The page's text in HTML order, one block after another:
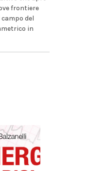
frontiere
campo del
in